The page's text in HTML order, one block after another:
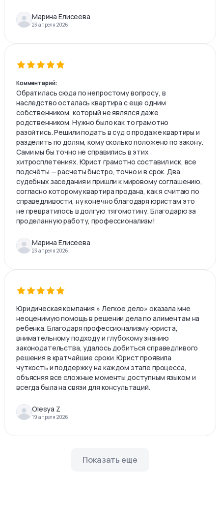
Марина Елисеева
23 апреля 2026
Комментарий:
Обратилась сюда по непростому вопросу, в
наследство осталась квартира с еще одним
собственником, который не являлся даже
родственником. Нужно было как то грамотно
разойтись. Решили подать в суд о продаже квартиры и
разделить по долям, кому сколько положено по закону.
Сами мы бы точно не справились в этих
хитросплетениях. Юрист грамотно составил иск, все
подсчёты — расчеты быстро, точно и в срок. Два
судебных заседания и пришли к мировому соглашению,
согласно которому квартира продана, как я считаю по
справедливости, ну конечно благодаря юристам это
не превратилось в долгую тягомотину. Благодарю за
проделанную работу, профессионализм!
Марина Елисеева
23 апреля 2026
Юридическая компания » Легкое дело» оказала мне
неоценимую помощь в решении дела по алиментам на
ребенка. Благодаря профессионализму юриста,
внимательному подходу и глубокому знанию
законодательства, удалось добиться справедливого
решения в кратчайшие сроки. Юрист проявила
чуткость и поддержку на каждом этапе процесса,
объясняя все сложные моменты доступным языком и
всегда была на связи для консультаций.
Olesya Z
19 апреля 2026
Показать еще